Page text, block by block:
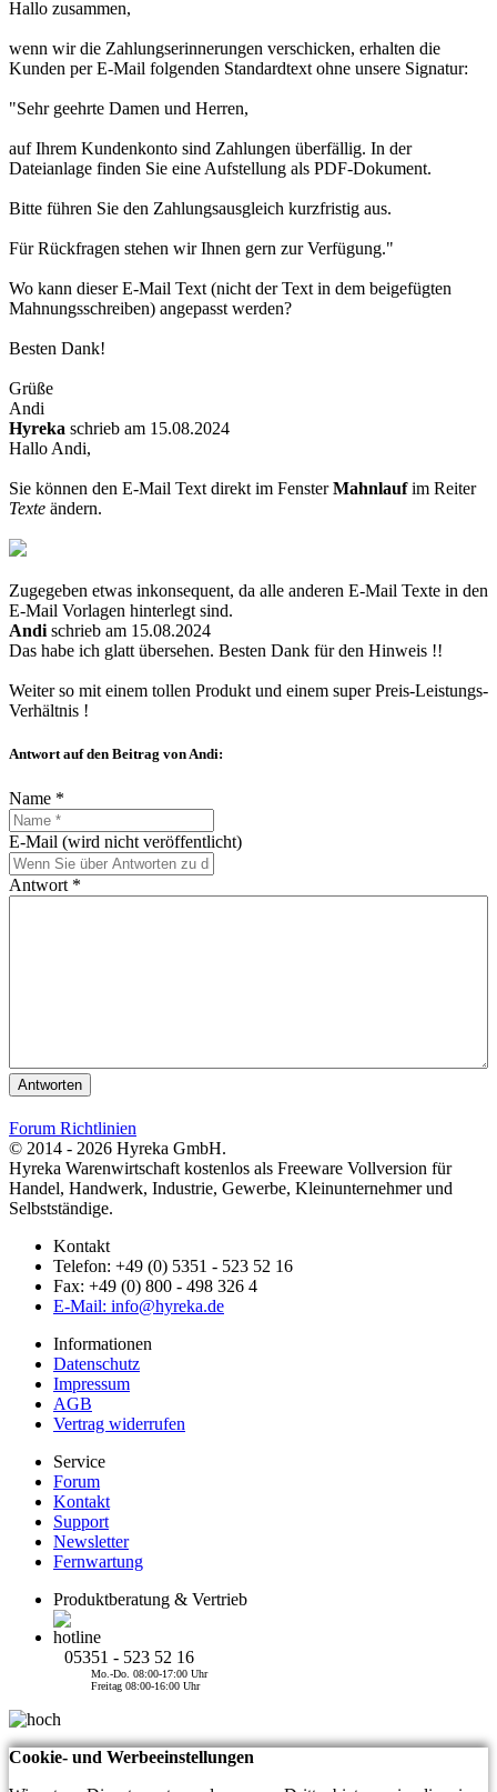
Hallo zusammen,
wenn wir die Zahlungserinnerungen verschicken, erhalten die
Kunden per E-Mail folgenden Standardtext ohne unsere Signatur:
"Sehr geehrte Damen und Herren,
auf Ihrem Kundenkonto sind Zahlungen überfällig. In der
Dateianlage finden Sie eine Aufstellung als PDF-Dokument.
Bitte führen Sie den Zahlungsausgleich kurzfristig aus.
Für Rückfragen stehen wir Ihnen gern zur Verfügung."
Wo kann dieser E-Mail Text (nicht der Text in dem beigefügten
Mahnungsschreiben) angepasst werden?
Besten Dank!
Grüße
Andi
Hyreka schrieb am 15.08.2024
Hallo Andi,
Sie können den E-Mail Text direkt im FensterMahnlaufim Reiter
Texte ändern.
Zugegeben etwas inkonsequent, da alle anderen E-Mail Texte in den
E-Mail Vorlagen hinterlegt sind.
Andi schrieb am 15.08.2024
Das habe ich glatt übersehen. Besten Dank für den Hinweis !!
Weiter so mit einem tollen Produkt und einem super Preis-Leistungs-
Verhältnis !
Antwort auf den Beitrag von Andi:
Name *
E-Mail (wird nicht veröffentlicht)
Antwort *
Antworten
Forum Richtlinien
© 2014 - 2026 Hyreka GmbH.
Hyreka Warenwirtschaft kostenlos als Freeware Vollversion für
Handel, Handwerk, Industrie, Gewerbe, Kleinunternehmer und
Selbstständige.
Kontakt
Telefon: +49 (0) 5351 - 523 52 16
Fax: +49 (0) 800 - 498 326 4
E-Mail: info@hyreka.de
Informationen
Datenschutz
Impressum
AGB
Vertrag widerrufen
Service
Forum
Kontakt
Support
Newsletter
Fernwartung
Produktberatung & Vertrieb
05351 - 523 52 16
Mo.-Do. 08:00-17:00 Uhr
Freitag 08:00-16:00 Uhr
Cookie- und Werbeeinstellungen